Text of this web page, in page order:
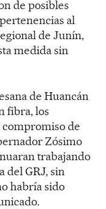
de posibles
al
de Junín,
medida sin
de Huancán
fibra, los
de
Zósimo
trabajando
del GRJ, sin
habría sido